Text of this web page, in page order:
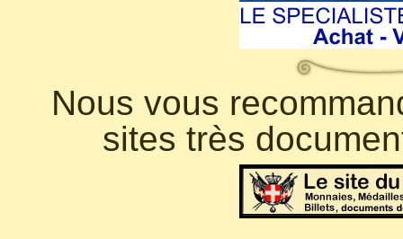
Nous vous
sites très